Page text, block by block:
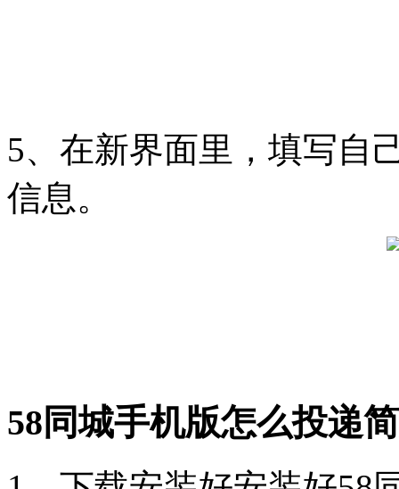
5、在新界面里，填写自
信息。
58同城手机版怎么投递